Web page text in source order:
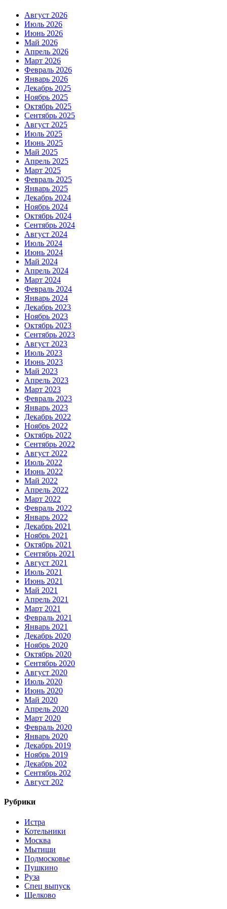
Август 2026
Июль 2026
Июнь 2026
Май 2026
Апрель 2026
Март 2026
Февраль 2026
Январь 2026
Декабрь 2025
Ноябрь 2025
Октябрь 2025
Сентябрь 2025
Август 2025
Июль 2025
Июнь 2025
Май 2025
Апрель 2025
Март 2025
Февраль 2025
Январь 2025
Декабрь 2024
Ноябрь 2024
Октябрь 2024
Сентябрь 2024
Август 2024
Июль 2024
Июнь 2024
Май 2024
Апрель 2024
Март 2024
Февраль 2024
Январь 2024
Декабрь 2023
Ноябрь 2023
Октябрь 2023
Сентябрь 2023
Август 2023
Июль 2023
Июнь 2023
Май 2023
Апрель 2023
Март 2023
Февраль 2023
Январь 2023
Декабрь 2022
Ноябрь 2022
Октябрь 2022
Сентябрь 2022
Август 2022
Июль 2022
Июнь 2022
Май 2022
Апрель 2022
Март 2022
Февраль 2022
Январь 2022
Декабрь 2021
Ноябрь 2021
Октябрь 2021
Сентябрь 2021
Август 2021
Июль 2021
Июнь 2021
Май 2021
Апрель 2021
Март 2021
Февраль 2021
Январь 2021
Декабрь 2020
Ноябрь 2020
Октябрь 2020
Сентябрь 2020
Август 2020
Июль 2020
Июнь 2020
Май 2020
Апрель 2020
Март 2020
Февраль 2020
Январь 2020
Декабрь 2019
Ноябрь 2019
Декабрь 202
Сентябрь 202
Август 202
Рубрики
Истра
Котельники
Москва
Мытищи
Подмосковье
Пушкино
Руза
Спец выпуск
Щелково